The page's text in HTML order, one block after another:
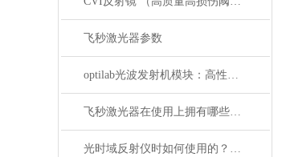
飞秒激光器参数
optilab光波发射机模块：高性能通信的核心组件
飞秒激光器在使用上拥有哪些特点？
光时域反射仪时如何使用的？使用时又要注意哪些事项？